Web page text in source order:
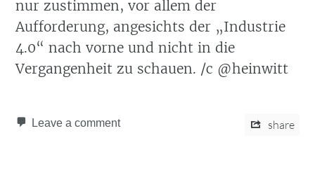
nur zustimmen, vor allem der
Aufforderung, angesichts der „Industrie
4.0“ nach vorne und nicht in die
Vergangenheit zu schauen. /c @heinwitt
Leave a comment share